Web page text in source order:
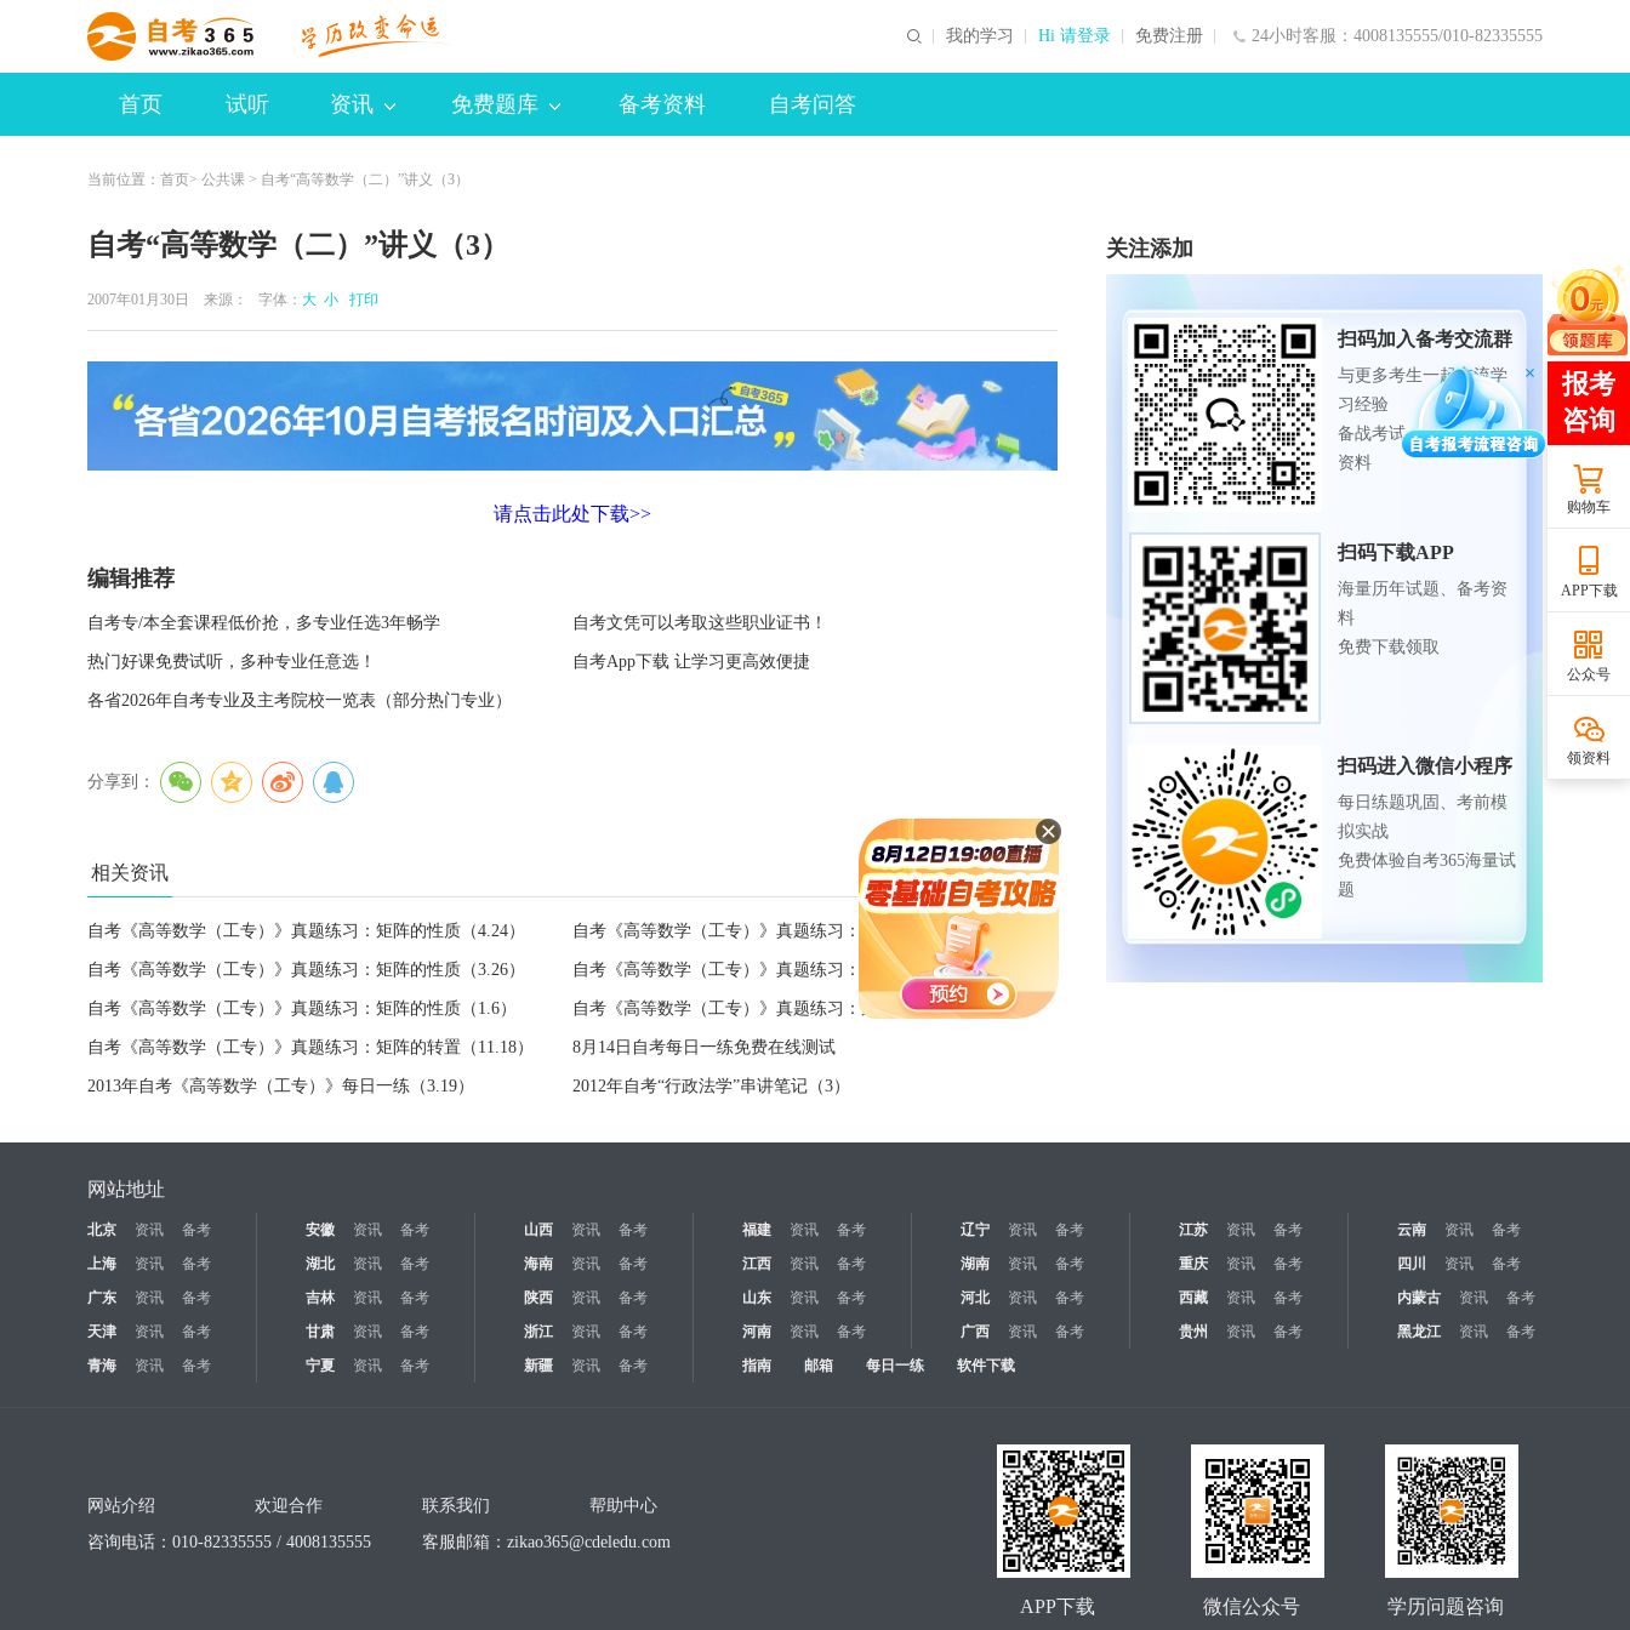
24小时客服：4008135555/010-82335555
我的学习 Hi 请登录 免费注册
首页 试听 资讯 免费题库 备考资料 自考问答
当前位置： 首页> 公共课 > 自考“高等数学（二）”讲义（3）
自考“高等数学（二）”讲义（3）
2007年01月30日 来源： 字体： 大 小 打印
请点击此处下载>>
编辑推荐
自考专/本全套课程低价抢，多专业任选3年畅学 自考文凭可以考取这些职业证书！
热门好课免费试听，多种专业任意选！ 自考App下载 让学习更高效便捷
各省2026年自考专业及主考院校一览表（部分热门专业）
分享到：
相关资讯
自考《高等数学（工专）》真题练习：矩阵的性质（4.24） 自考《高等数学（工专）》真题练习：矩阵的性质（4.9）
自考《高等数学（工专）》真题练习：矩阵的性质（3.26）
自考《高等数学（工专）》真题练习：矩阵的性质（1.6） 自考《高等数学（工专）》真题练习：矩阵的性质（11.22）
自考《高等数学（工专）》真题练习：矩阵的转置（11.18） 8月14日自考每日一练免费在线测试
2013年自考《高等数学（工专）》每日一练（3.19） 2012年自考“行政法学”串讲笔记（3）
关注添加
扫码加入备考交流群
与更多考生一起交流学
习经验
备战考试，获取试题及
资料
扫码下载APP
海量历年试题、备考资
料
免费下载领取
扫码进入微信小程序
每日练题巩固、考前模
拟实战
免费体验自考365海量试
题
购物车
APP下载
公众号
领资料
网站地址
北京 资讯 备考 安徽 资讯 备考 山西 资讯 备考 福建 资讯 备考 辽宁 资讯 备考 江苏 资讯 备考 云南 资讯
备考
上海
资讯 备考 湖北 资讯 备考 海南 资讯 备考 江西 资讯 备考 湖南 资讯 备考 重庆 资讯 备考 四川 资讯
备考
广东
资讯 备考 吉林 资讯 备考 陕西 资讯 备考 山东 资讯 备考 河北 资讯 备考 西藏 资讯 备考 内蒙古 资讯
备考
天津
资讯 备考 甘肃 资讯 备考 浙江 资讯 备考 河南 资讯 备考 广西 资讯 备考 贵州 资讯 备考 黑龙江 资讯
备考
青海
资讯 备考 宁夏 资讯 备考 新疆 资讯 备考 指南 邮箱 每日一练 软件下载
网站介绍 欢迎合作 联系我们
帮助中心
咨询电话：010-82335555 / 4008135555
客服邮箱： zikao365@cdeledu.com
学历问题咨询
微信公众号
APP下载